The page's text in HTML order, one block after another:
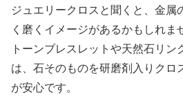
ジュエリークロスと聞くと、金属
く磨くイメージがあるかもしれま
トーンブレスレットや天然石リ
は、石そのものを研磨剤入りクロ
が安心です。